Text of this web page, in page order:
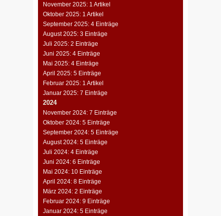
November 2025: 1 Artikel
Oktober 2025: 1 Artikel
September 2025: 4 Einträge
August 2025: 3 Einträge
Juli 2025: 2 Einträge
Juni 2025: 4 Einträge
Mai 2025: 4 Einträge
April 2025: 5 Einträge
Februar 2025: 1 Artikel
Januar 2025: 7 Einträge
2024
November 2024: 7 Einträge
Oktober 2024: 5 Einträge
September 2024: 5 Einträge
August 2024: 5 Einträge
Juli 2024: 4 Einträge
Juni 2024: 6 Einträge
Mai 2024: 10 Einträge
April 2024: 8 Einträge
März 2024: 2 Einträge
Februar 2024: 9 Einträge
Januar 2024: 5 Einträge